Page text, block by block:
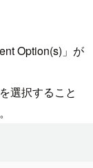
Option(s)」が
選択すること